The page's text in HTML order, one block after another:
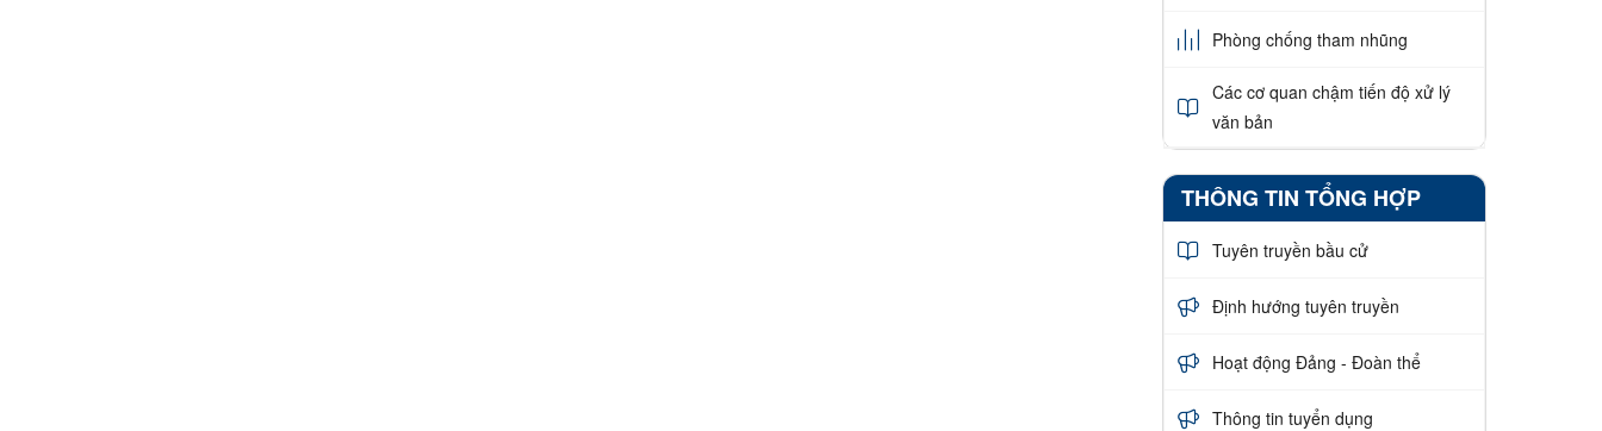
Phòng chống tham nhũng
Các cơ quan chậm tiến độ xử lý
văn bản
THÔNG TIN TỔNG HỢP
Tuyên truyền bầu cử
Định hướng tuyên truyền
Hoạt động Đảng - Đoàn thể
Thông tin tuyển dụng